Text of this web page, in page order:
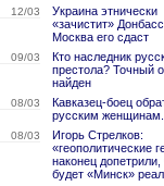
12/03
Украина этнически
«зачистит»
Москва его сдаст
09/03
Кто наследник
престола? Точный
найден
08/03
Кавказец-боец
русским женщинам.
08/03
Игорь Стрелков:
«геополитические
наконец допетрили,
будет «Минск»